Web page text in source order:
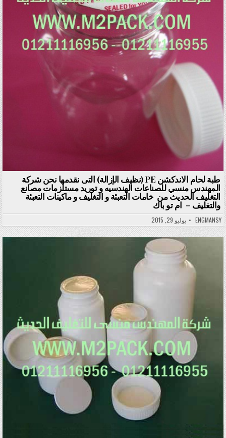
طبة لحام الاندكشن PE (نظيف الإزالة) التى نقدمها نحن شركة
المهندس منسي للصناعات الهندسيه و توريد مستلزمات مصانع
التغليف الحديث من خامات التعبئة و التغليف و ماكينات التعبئة
والتغليف – ام تو باك
ENGMANSY يوليو 29, 2015